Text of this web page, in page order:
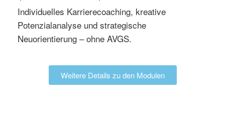
Individuelles Karrierecoaching, kreative
Potenzialanalyse und strategische
Neuorientierung – ohne AVGS.
Weitere Details zu den Modulen